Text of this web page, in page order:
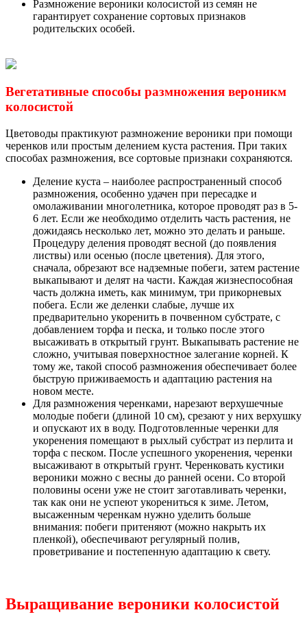
Размножение вероники колосистой из семян не
гарантирует сохранение сортовых признаков
родительских особей.
Вегетативные способы размножения вероникм
колосистой
Цветоводы практикуют размножение вероники при помощи
черенков или простым делением куста растения. При таких
способах размножения, все сортовые признаки сохраняются.
Деление куста – наиболее распространенный способ
размножения, особенно удачен при пересадке и
омолаживании многолетника, которое проводят раз в 5-
6 лет. Если же необходимо отделить часть растения, не
дожидаясь несколько лет, можно это делать и раньше.
Процедуру деления проводят весной (до появления
листвы) или осенью (после цветения). Для этого,
сначала, обрезают все надземные побеги, затем растение
выкапывают и делят на части. Каждая жизнеспособная
часть должна иметь, как минимум, три прикорневых
побега. Если же деленки слабые, лучше их
предварительно укоренить в почвенном субстрате, с
добавлением торфа и песка, и только после этого
высаживать в открытый грунт. Выкапывать растение не
сложно, учитывая поверхностное залегание корней. К
тому же, такой способ размножения обеспечивает более
быструю приживаемость и адаптацию растения на
новом месте.
Для размножения черенками, нарезают верхушечные
молодые побеги (длиной 10 см), срезают у них верхушку
и опускают их в воду. Подготовленные черенки для
укоренения помещают в рыхлый субстрат из перлита и
торфа с песком. После успешного укоренения, черенки
высаживают в открытый грунт. Черенковать кустики
вероники можно с весны до ранней осени. Со второй
половины осени уже не стоит заготавливать черенки,
так как они не успеют укорениться к зиме. Летом,
высаженным черенкам нужно уделить больше
внимания: побеги притеняют (можно накрыть их
пленкой), обеспечивают регулярный полив,
проветривание и постепенную адаптацию к свету.
Выращивание вероники колосистой